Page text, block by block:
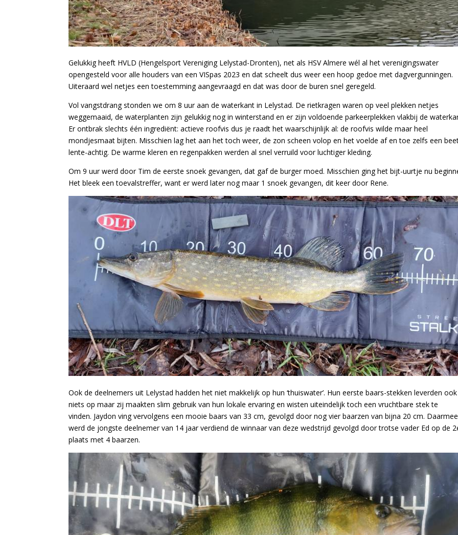
Gelukkig heeft HVLD (Hengelsport Vereniging Lelystad-Dronten), net als HSV Almere wél al het verenigingswater
opengesteld voor alle houders van een VISpas 2023 en dat scheelt dus weer een hoop gedoe met dagvergunningen.
Uiteraard wel netjes een toestemming aangevraagd en dat was door de buren snel geregeld.
Vol vangstdrang stonden we om 8 uur aan de waterkant in Lelystad. De rietkragen waren op veel plekken netjes
weggemaaid, de waterplanten zijn gelukkig nog in winterstand en er zijn voldoende parkeerplekken vlakbij de
Er ontbrak slechts één ingrediënt: actieve roofvis dus je raadt het waarschijnlijk al: de roofvis wilde maar heel
mondjesmaat bijten. Misschien lag het aan het toch weer, de zon scheen volop en het voelde af en toe zelfs een
lente-achtig. De warme kleren en regenpakken werden al snel verruild voor luchtiger kleding.
Om 9 uur werd door Tim de eerste snoek gevangen, dat gaf de burger moed. Misschien ging het bijt-uurtje nu
Het bleek een toevalstreffer, want er werd later nog maar 1 snoek gevangen, dit keer door Rene.
Ook de deelnemers uit Lelystad hadden het niet makkelijk op hun ‘thuiswater’. Hun eerste baars-stekken leverden ook
niets op maar zij maakten slim gebruik van hun lokale ervaring en wisten uiteindelijk toch een vruchtbare stek te
vinden. Jaydon ving vervolgens een mooie baars van 33 cm, gevolgd door nog vier baarzen van bijna 20 cm. Daarmee
werd de jongste deelnemer van 14 jaar verdiend de winnaar van deze wedstrijd gevolgd door trotse vader Ed op de
plaats met 4 baarzen.